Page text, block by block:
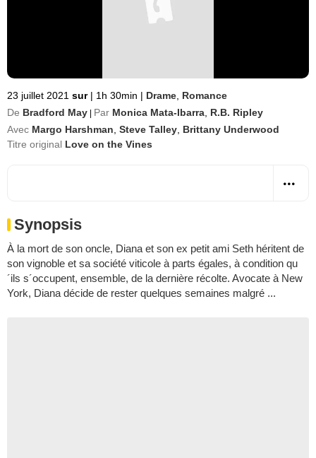
23 juillet 2021 sur | 1h 30min | Drame Romance
De Bradford May Par Monica Mata-Ibarra R.B. Ripley
Avec Margo Harshman Steve Talley Brittany Underwood
Titre original Love on the Vines
Synopsis
À la mort de son oncle, Diana et son ex petit ami Seth héritent de
son vignoble et sa société viticole à parts égales, à condition qu
´ils s´occupent, ensemble, de la dernière récolte. Avocate à New
York, Diana décide de rester quelques semaines malgré ...